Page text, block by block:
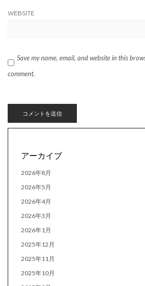
WEBSITE
Save my name, email, and website in this
comment.
アーカイブ
2026年8月
2026年5月
2026年4月
2026年3月
2026年1月
2025年12月
2025年11月
2025年10月